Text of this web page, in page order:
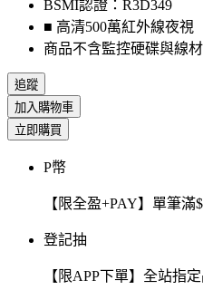
BSMI認證：R3D349
■ 高清500萬紅外線夜視
商品不含監控硬碟與線材
追蹤
加入購物車
立即購買
P幣
【限全盈+PAY】單筆滿
登記抽
【限APP下單】全站指